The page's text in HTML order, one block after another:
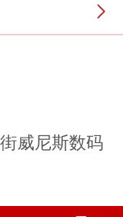
威尼斯数码